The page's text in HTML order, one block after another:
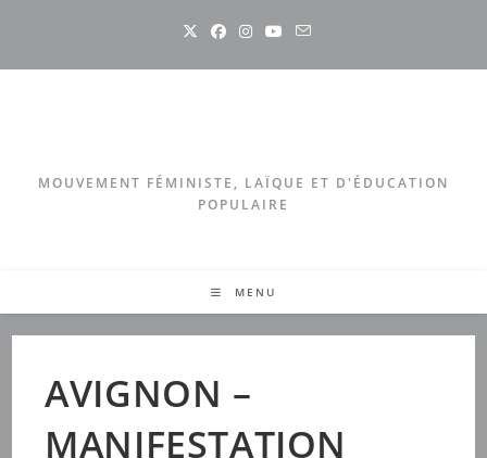
content
MOUVEMENT FÉMINISTE, LAÏQUE ET D'ÉDUCATION
POPULAIRE
MENU
AVIGNON –
MANIFESTATION